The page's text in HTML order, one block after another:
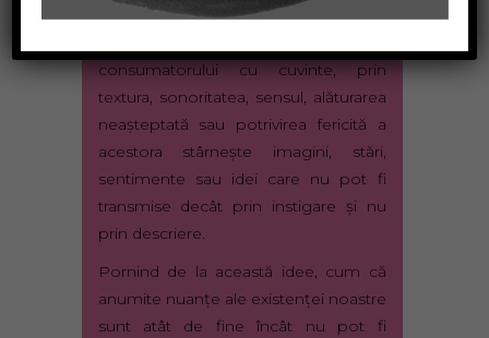
exprimare. Poezia face asta în
consumatorului cu cuvinte, prin
textura, sonoritatea, sensul, alăturarea
neaşteptată sau potrivirea fericită a
acestora stârneşte imagini, stări,
sentimente sau idei care nu pot fi
transmise decât prin instigare şi nu
prin descriere.
Pornind de la această idee, cum că
anumite nuanţe ale existenţei noastre
sunt atât de fine încât nu pot fi